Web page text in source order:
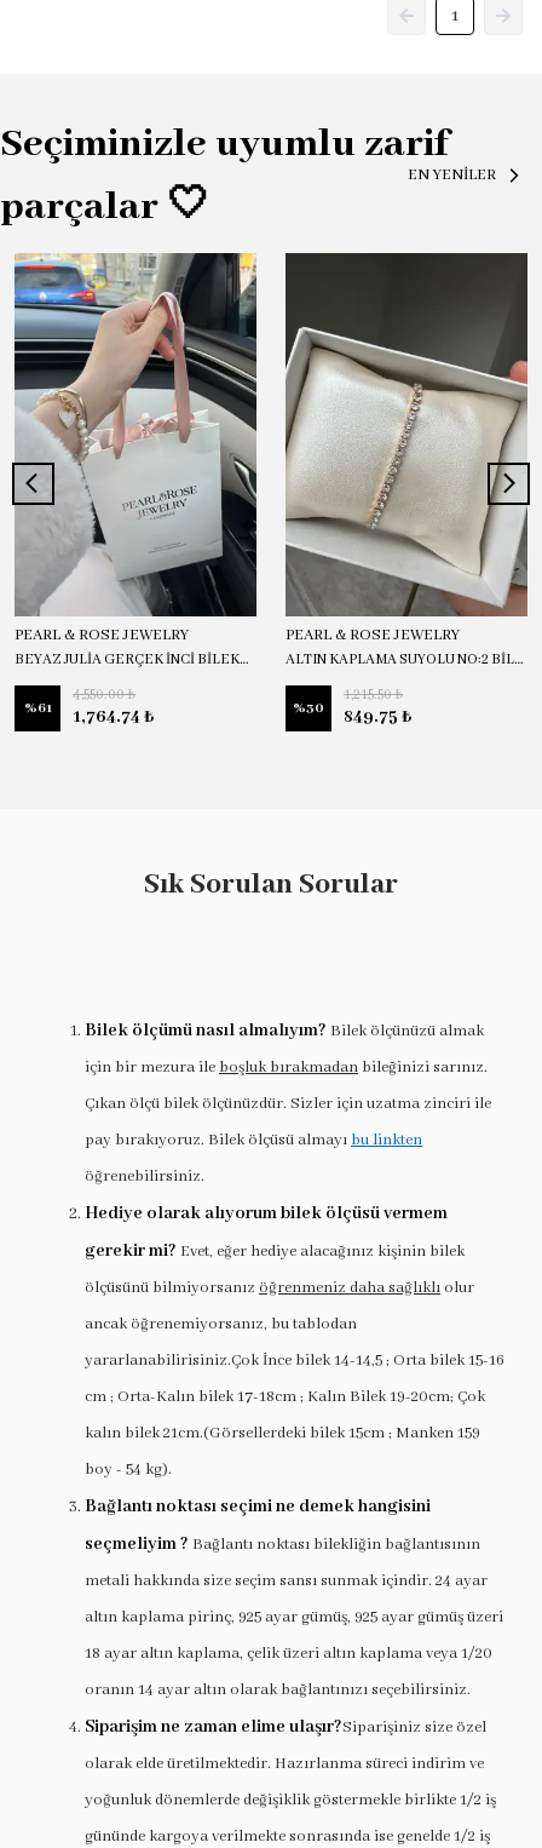
1
Seçiminizle uyumlu zarif
parçalar 🤍
EN YENİLER
PEARL & ROSE JEWELRY
BEYAZ JULİA GERÇEK İNCİ BİLEKLİK
%61
4,550.00 ₺
1,764.74 ₺
PEARL & ROSE JEWELRY
ALTIN KAPLAMA SUYOLU NO:2 BİLEKLİK
%30
1,215.50 ₺
849.75 ₺
Sık Sorulan Sorular
Bilek ölçümü nasıl almalıyım? Bilek ölçünüzü almak
için bir mezura ile boşluk bırakmadan bileğinizi sarınız.
Çıkan ölçü bilek ölçünüzdür. Sizler için uzatma zinciri ile
pay bırakıyoruz. Bilek ölçüsü almayı bu linkten
öğrenebilirsiniz.
Hediye olarak alıyorum bilek ölçüsü vermem
gerekir mi? Evet, eğer hediye alacağınız kişinin bilek
ölçüsünü bilmiyorsanız öğrenmeniz daha sağlıklı olur
ancak öğrenemiyorsanız, bu tablodan
yararlanabilirisiniz.Çok İnce bilek 14-14,5 ; Orta bilek 15-16
cm ; Orta-Kalın bilek 17-18cm ; Kalın Bilek 19-20cm; Çok
kalın bilek 21cm.(Görsellerdeki bilek 15cm ; Manken 159
boy - 54 kg).
Bağlantı noktası seçimi ne demek hangisini
seçmeliyim ? Bağlantı noktası bilekliğin bağlantısının
metali hakkında size seçim sansı sunmak içindir. 24 ayar
altın kaplama pirinç, 925 ayar gümüş, 925 ayar gümüş üzeri
18 ayar altın kaplama, çelik üzeri altın kaplama veya 1/20
oranın 14 ayar altın olarak bağlantınızı seçebilirsiniz.
Siparişim ne zaman elime ulaşır?Siparişiniz size özel
olarak elde üretilmektedir. Hazırlanma süreci indirim ve
yoğunluk dönemlerde değişiklik göstermekle birlikte 1/2 iş
gününde kargoya verilmekte sonrasında ise genelde 1/2 iş